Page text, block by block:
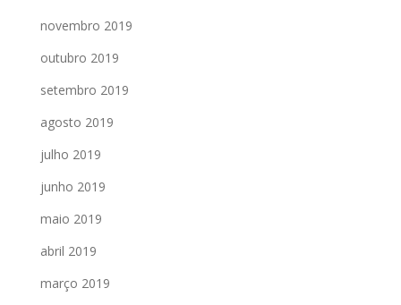
novembro 2019
outubro 2019
setembro 2019
agosto 2019
julho 2019
junho 2019
maio 2019
abril 2019
março 2019